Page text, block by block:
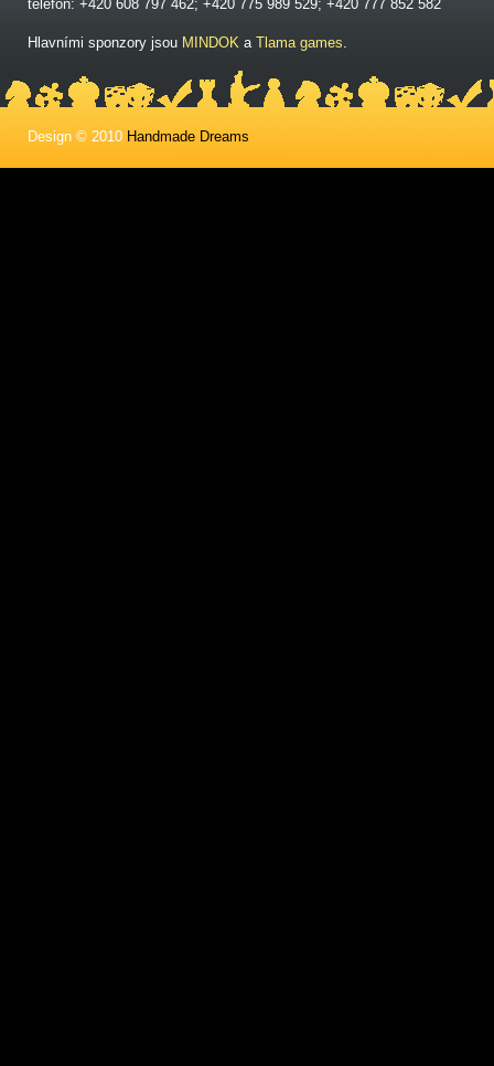
telefon: +420 608 797 462; +420 775 989 529; +420 777 852 582
Hlavními sponzory jsou MINDOK a Tlama games.
Design © 2010 Handmade Dreams